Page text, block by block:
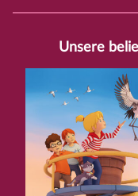
Unsere